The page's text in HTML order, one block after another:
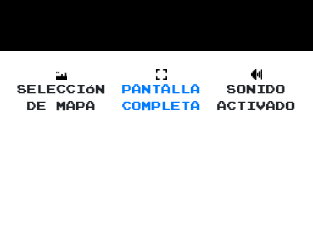
SELECCIÓN
DE MAPA
PANTALLA
COMPLETA
SONIDO
ACTIVADO